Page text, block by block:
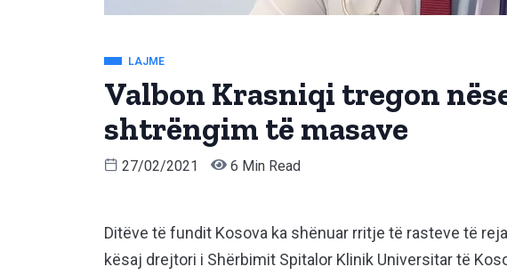
LAJME
Valbon Krasniqi tregon
shtrëngim të masave
27/02/2021 6 Min Read
Ditëve të fundit Kosova ka shënuar rritje të rasteve të
kësaj drejtori i Shërbimit Spitalor Klinik Universitar të